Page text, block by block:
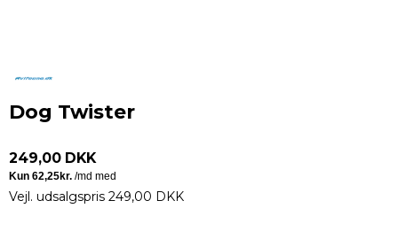
Dog Twister
249,00 DKK
Vejl. udsalgspris 249,00 DKK